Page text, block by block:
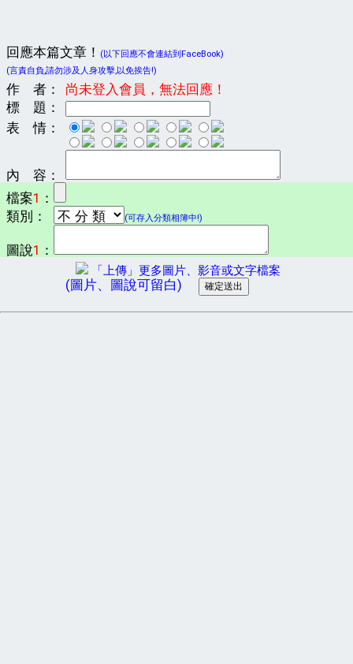
回應本篇文章！
(以下回應不會連結到FaceBook)
(言責自負,請勿涉及人身攻擊,以免挨告!)
作 者：
尚未登入會員，無法回應！
標 題：
表 情：
內 容：
檔案1 ：
類別：
(可存入分類相簿中!)
圖說1 ：
「上傳」更多圖片、影音或文字檔案
(圖片、圖說可留白)